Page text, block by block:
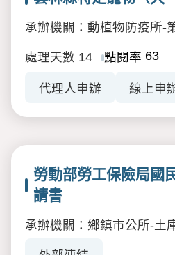
承辦機關：動植物防疫所-
處理天數 14 點閱率 63
代理人申辦 線上申
勞動部勞工保險局國
請書
承辦機關：鄉鎮市公所-土